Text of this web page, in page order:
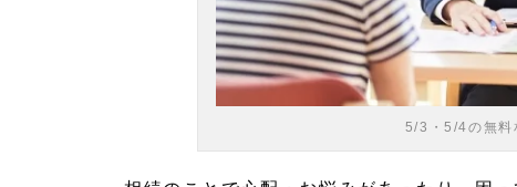
5/3・5/4の無料